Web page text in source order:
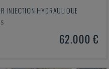
INJECTION HYDRAULIQUE
62.000 €